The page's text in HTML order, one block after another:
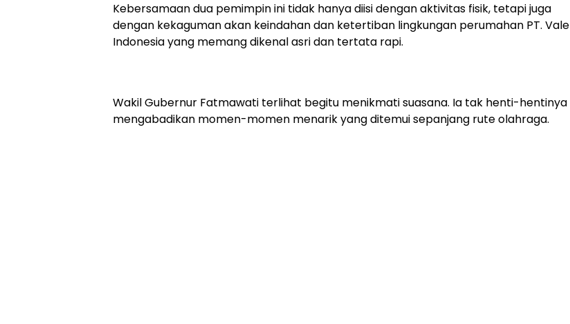
Kebersamaan dua pemimpin ini tidak hanya diisi dengan aktivitas fisik, tetapi juga
dengan kekaguman akan keindahan dan ketertiban lingkungan perumahan PT. Vale
Indonesia yang memang dikenal asri dan tertata rapi.
Wakil Gubernur Fatmawati terlihat begitu menikmati suasana. Ia tak henti-hentinya
mengabadikan momen-momen menarik yang ditemui sepanjang rute olahraga.